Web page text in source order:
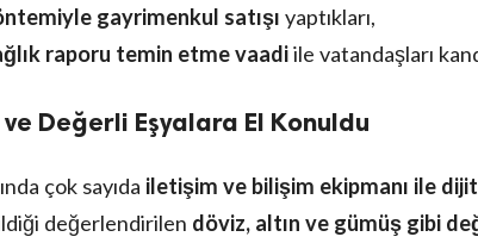
gayrimenkul satışı yaptıkları,
raporu temin etme vaadiile vatandaşları
Değerli Eşyalara El Konuldu
çok sayıda iletişim ve bilişim ekipmanı ile
değerlendirilen döviz, altın ve gümüş gibi